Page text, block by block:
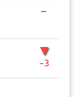
-
▼
-3